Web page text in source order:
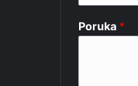
Poruka *